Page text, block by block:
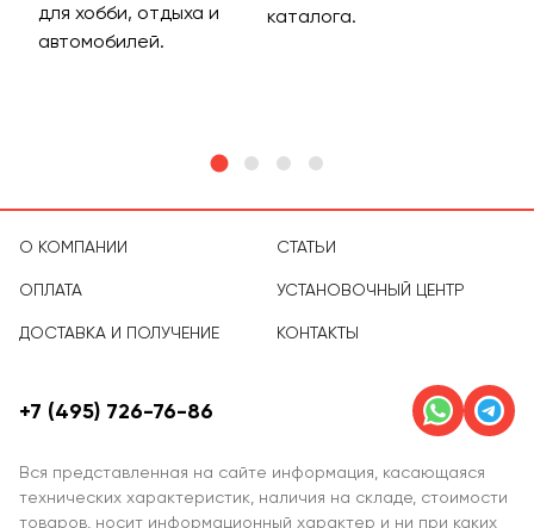
для хобби, отдыха и
автомобилей.
каталога.
О КОМПАНИИ
ОПЛАТА
ДОСТАВКА И ПОЛУЧЕНИЕ
СТАТЬИ
УСТАНОВОЧНЫЙ ЦЕНТР
КОНТАКТЫ
Вся представленная на сайте информация, касающаяся
технических характеристик, наличия на складе, стоимости
товаров, носит информационный характер и ни при каких
+7 (495) 726-76-86